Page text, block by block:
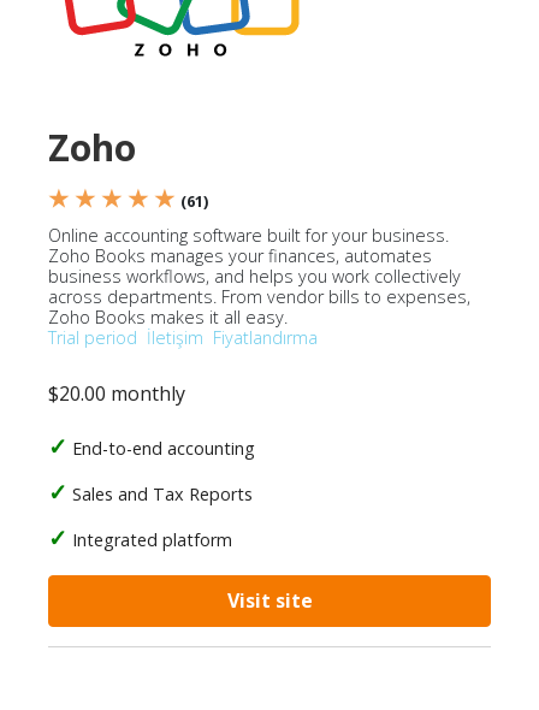
Zoho
★ ★ ★ ★ ★ (61)
Online accounting software built for your business.
Zoho Books manages your finances, automates
business workflows, and helps you work collectively
across departments. From vendor bills to expenses,
Zoho Books makes it all easy.
Trial period İletişim Fiyatlandırma
$20.00 monthly
End-to-end accounting
Sales and Tax Reports
Integrated platform
Visit site